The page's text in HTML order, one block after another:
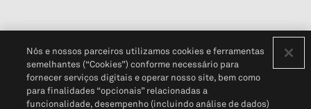
Definições de cookies
Disclaimers Legais Termos de Uso Aviso de Cookies
Nós e nossos parceiros utilizamos cookies e ferramentas
semelhantes (“Cookies”) conforme necessário para
fornecer serviços digitais e operar nosso site, bem como
para finalidades “opcionais” relacionadas a
funcionalidade, desempenho (incluindo análise de dados)